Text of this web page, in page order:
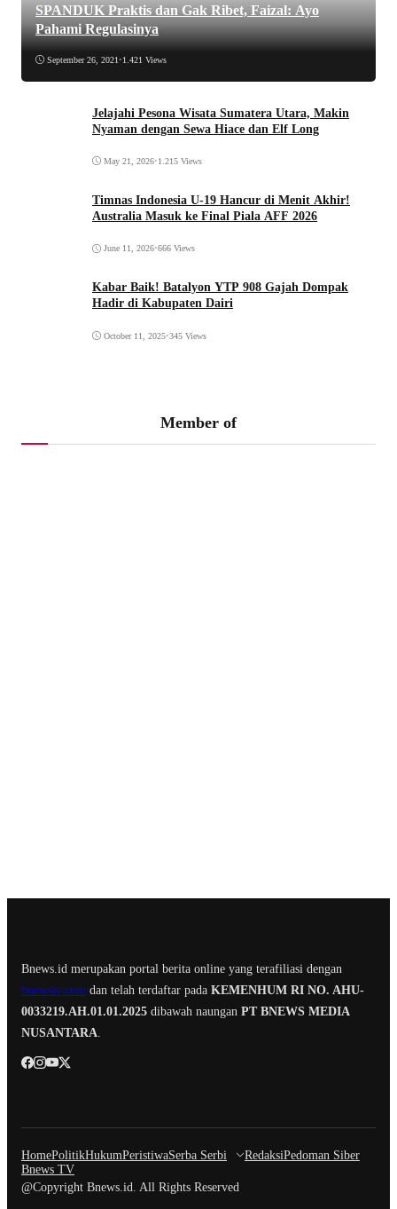
SPANDUK Praktis dan Gak Ribet, Faizal: Ayo
Pahami Regulasinya
September 26, 2021 •1.421 Views
Jelajahi Pesona Wisata Sumatera Utara, Makin
Nyaman dengan Sewa Hiace dan Elf Long
May 21, 2026•1.215 Views
Timnas Indonesia U-19 Hancur di Menit Akhir!
Australia Masuk ke Final Piala AFF 2026
June 11, 2026•666 Views
Kabar Baik! Batalyon YTP 908 Gajah Dompak
Hadir di Kabupaten Dairi
October 11, 2025•345 Views
Member of
Bnews.id merupakan portal berita online yang terafiliasi dengan
bnewstv.com dan telah terdaftar pada KEMENHUM RI NO. AHU-
0033219.AH.01.01.2025 dibawah naungan PT BNEWS MEDIA
NUSANTARA.
HomePolitikHukumPeristiwaSerba Serbi RedaksiPedoman Siber
Bnews TV
@Copyright Bnews.id. All Rights Reserved